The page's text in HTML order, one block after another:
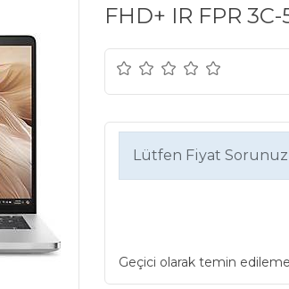
FHD+ IR FPR
Lütfen Fiyat Sorunuz
Geçici olarak temin